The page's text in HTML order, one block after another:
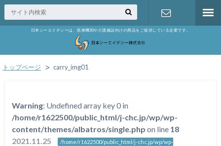
日本シーエイチシーは、医療機関や介護施設向けの商品をご提供している企業です。
トップページ carry_img01
Warning: Undefined array key 0 in
/home/r1622500/public_html/j-chc.jp/wp/wp-
content/themes/albatros/single.php on line 18
2021.11.25
/home/r1622500/public_html/j-chc.jp/wp/wp-